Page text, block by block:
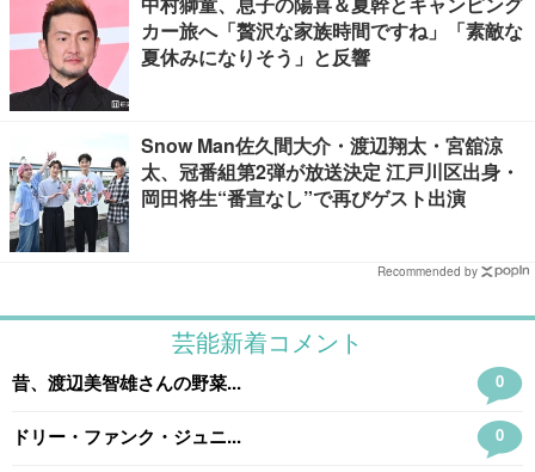
カー旅へ「贅沢な家族時間ですね」「素敵な
夏休みになりそう」と反響
Snow Man佐久間大介・渡辺翔太・宮舘涼
太、冠番組第2弾が放送決定 江戸川区出身・
岡田将生“番宣なし”で再びゲスト出演
Recommended by